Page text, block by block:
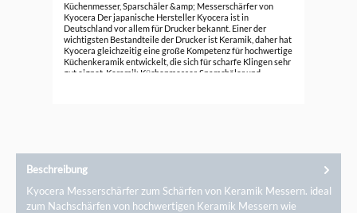
Küchenmesser, Sparschäler &amp; Messerschärfer von
Kyocera Der japanische Hersteller Kyocera ist in
Deutschland vor allem für Drucker bekannt. Einer der
wichtigsten Bestandteile der Drucker ist Keramik, daher hat
Kyocera gleichzeitig eine große Kompetenz für hochwertige
Küchenkeramik entwickelt, die sich für scharfe Klingen sehr
gut eignet. Keramik Küchenmesser, Sparschäler und
Beschreibung
Kyocera Messerschärfer zum Schärfen von Keramik Messern. ideal
zum Nachschärfen von hochwertigen Keramik Messern wie